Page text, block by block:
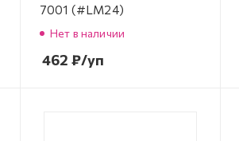
7001 (#LM24)
Нет в наличии
462 ₽/уп